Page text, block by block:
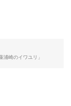
浦崎のイワユリ」